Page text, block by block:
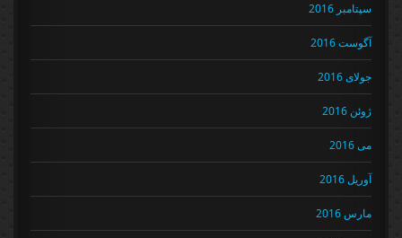
سپتامبر 2016
آگوست 2016
جولای 2016
ژوئن 2016
می 2016
آوریل 2016
مارس 2016